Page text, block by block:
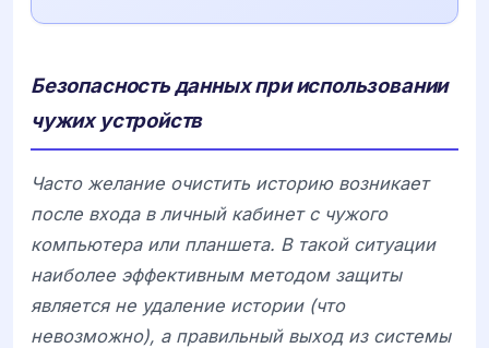
Безопасность данных при использовании
чужих устройств
Часто желание очистить историю возникает
после входа в личный кабинет с чужого
компьютера или планшета. В такой ситуации
наиболее эффективным методом защиты
является не удаление истории (что
невозможно), а правильный выход из системы